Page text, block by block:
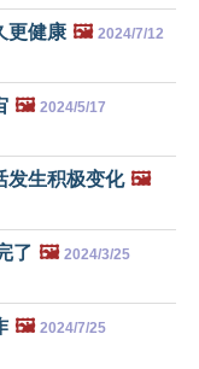
更健康 🖼️ 2024/7/12
🖼️ 2024/5/17
发生积极变化 🖼️
了 🖼️ 2024/3/25
🖼️ 2024/7/25